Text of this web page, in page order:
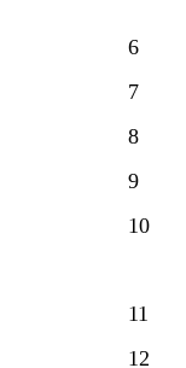
6
7
8
9
10
11
12